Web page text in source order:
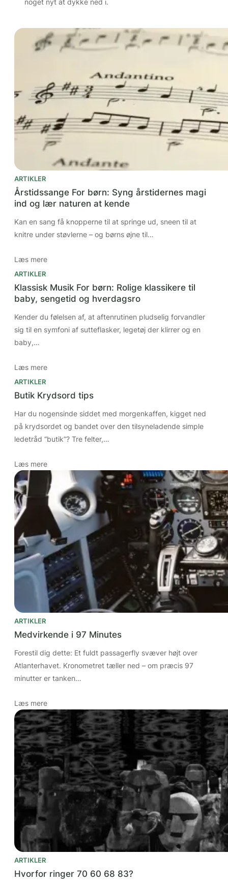
noget nyt at dykke ned i.
ARTIKLER
Årstidssange For børn: Syng årstidernes magi
ind og lær naturen at kende
Kan en sang få knopperne til at springe ud, sneen til at
knitre under støvlerne – og børns øjne til…
Læs mere
ARTIKLER
Klassisk Musik For børn: Rolige klassikere til
baby, sengetid og hverdagsro
Kender du følelsen af, at aftenrutinen pludselig forvandler
sig til en symfoni af sutteflasker, legetøj der klirrer og en
baby,…
Læs mere
ARTIKLER
Butik Krydsord tips
Har du nogensinde siddet med morgenkaffen, kigget ned
på krydsordet og bandet over den tilsyneladende simple
ledetråd “butik”? Tre felter,…
Læs mere
ARTIKLER
Medvirkende i 97 Minutes
Forestil dig dette: Et fuldt passagerfly svæver højt over
Atlanterhavet. Kronometret tæller ned – om præcis 97
minutter er tanken…
Læs mere
ARTIKLER
Hvorfor ringer 70 60 68 83?